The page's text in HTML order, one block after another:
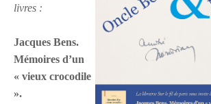
livres :
Jacques Bens.
Mémoires d’un
« vieux crocodile
».